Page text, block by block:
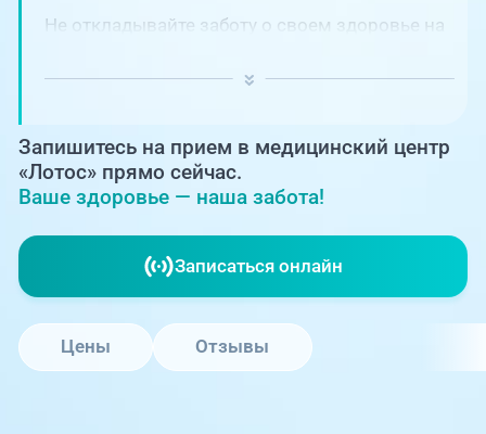
+7 (351) 220-00-03
+7 (7142) 927-003
Не откладывайте заботу о своем здоровье на
ключевую роль в поддержании вашего
Запишитесь на прием в медицинский центр
«Лотос» прямо сейчас.
Ваше здоровье — наша забота!
Записаться онлайн
Цены Отзывы